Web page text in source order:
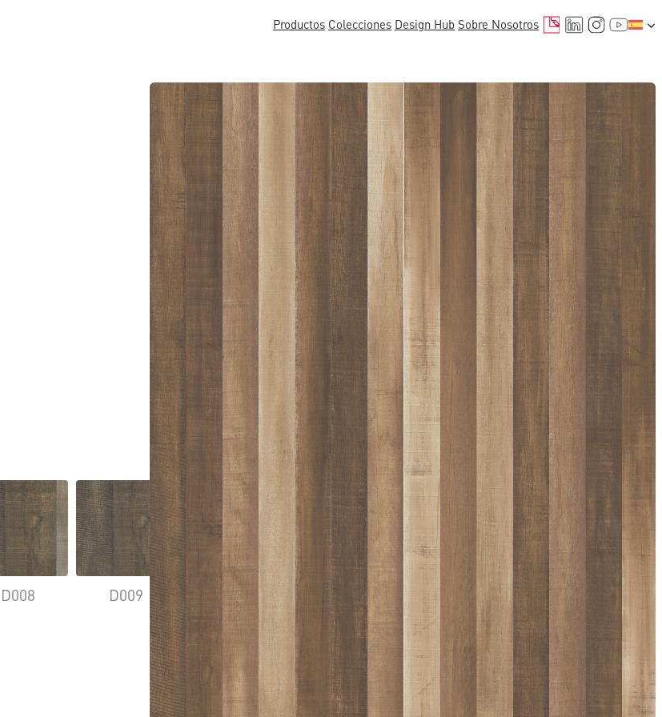
Productos Colecciones Design Hub Sobre Nosotros Correo electrónico
LinkedIn
D008 D009 D010 D011 D012